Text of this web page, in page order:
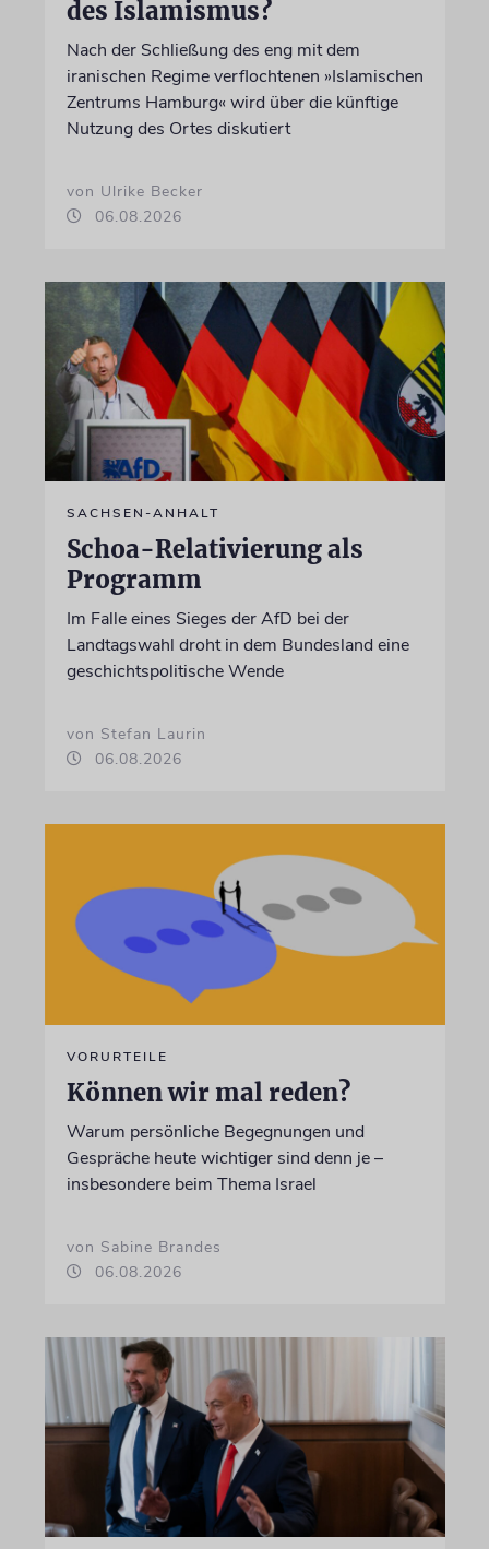
des Islamismus?
Nach der Schließung des eng mit dem
iranischen Regime verflochtenen »Islamischen
Zentrums Hamburg« wird über die künftige
Nutzung des Ortes diskutiert
von Ulrike Becker
06.08.2026
SACHSEN-ANHALT
Schoa-Relativierung als
Programm
Im Falle eines Sieges der AfD bei der
Landtagswahl droht in dem Bundesland eine
geschichtspolitische Wende
von Stefan Laurin
06.08.2026
VORURTEILE
Können wir mal reden?
Warum persönliche Begegnungen und
Gespräche heute wichtiger sind denn je –
insbesondere beim Thema Israel
von Sabine Brandes
06.08.2026